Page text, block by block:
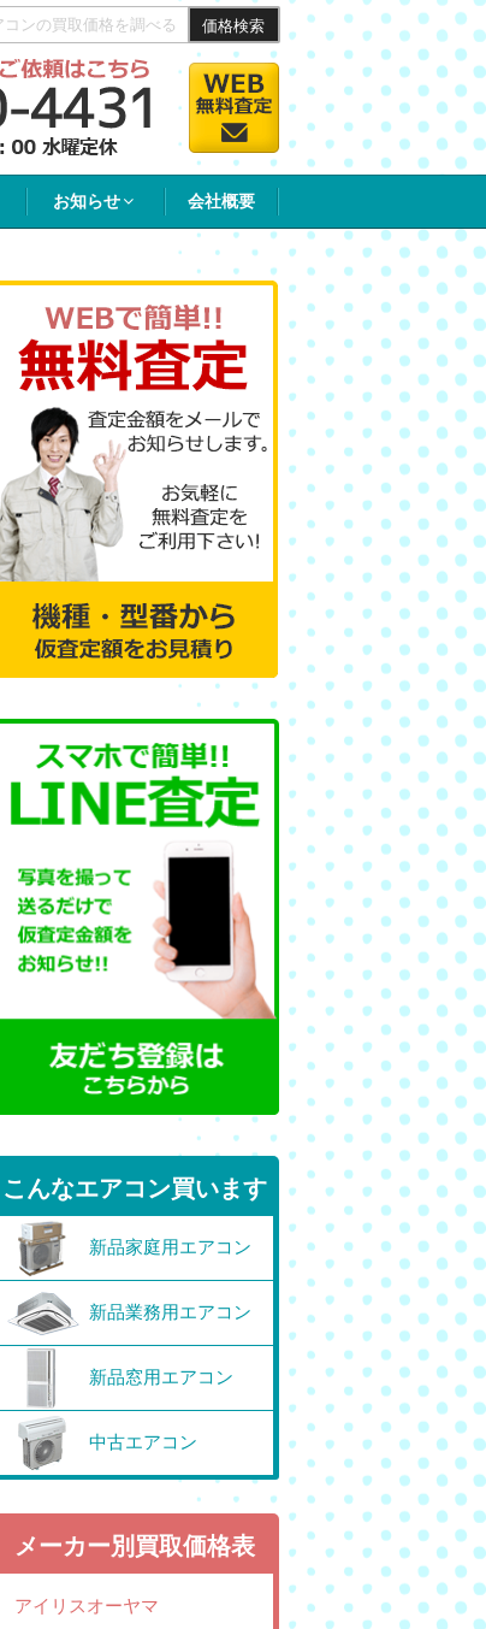
価格検索
お知らせ 会社概要
こんなエアコン買います
新品家庭用エアコン
新品業務用エアコン
新品窓用エアコン
中古エアコン
メーカー別買取価格表
アイリスオーヤマ